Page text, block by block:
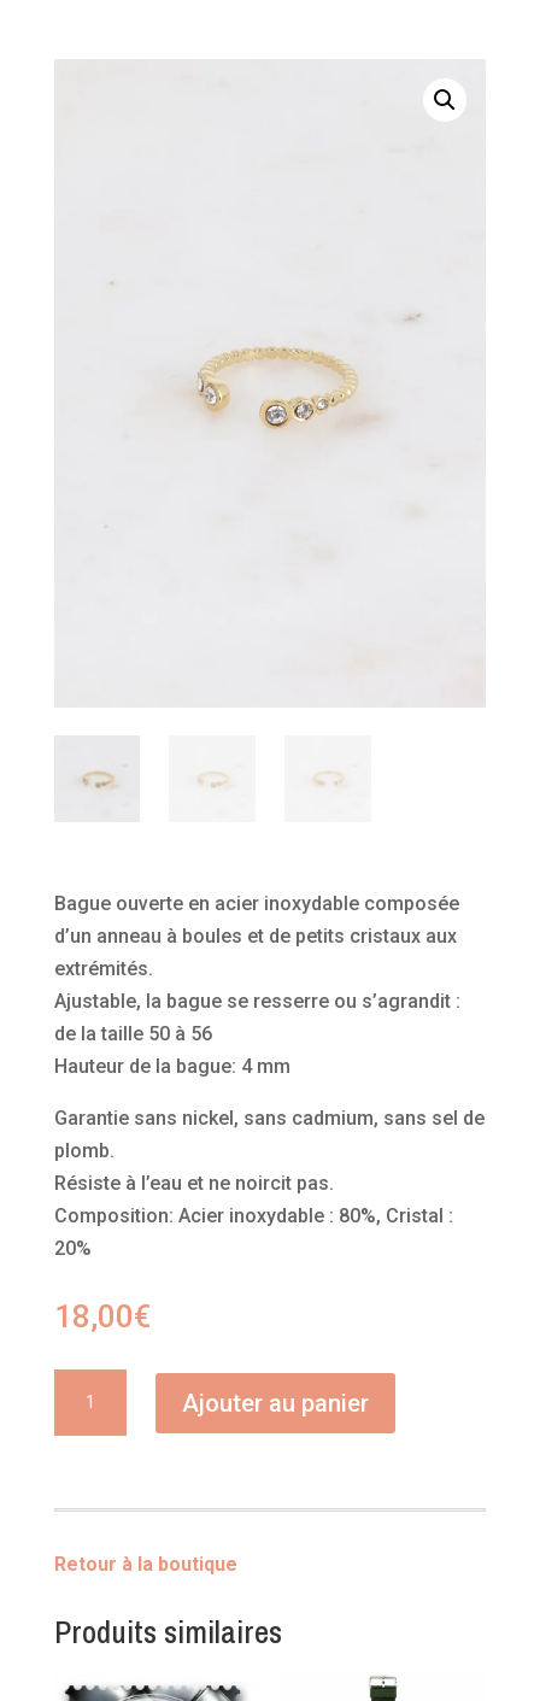
Bague ouverte en acier inoxydable composée
d’un anneau à boules et de petits cristaux aux
extrémités.
Ajustable, la bague se resserre ou s’agrandit :
de la taille 50 à 56
Hauteur de la bague: 4 mm
Garantie sans nickel, sans cadmium, sans sel de
plomb.
Résiste à l’eau et ne noircit pas.
Composition: Acier inoxydable : 80%, Cristal :
20%
18,00€
Ajouter au panier
Retour à la boutique
Produits similaires